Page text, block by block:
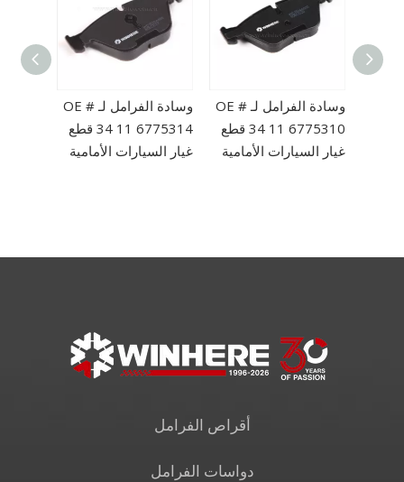
وسادة الفرامل لـ OE #
34 11 6775314 قطع
غيار السيارات الأمامية
وسادة الفرامل لـ OE #
34 11 6775310 قطع
غيار السيارات الأمامية
أقراص الفرامل
دواسات الفرامل